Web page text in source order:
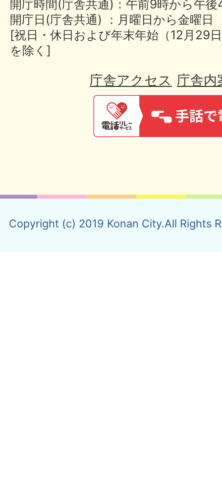
開庁時間(庁舎共通)：午前9時から午
開庁日(庁舎共通) ：月曜日から金曜日
[祝日・休日および年末年始（12月29
を除く]
庁舎アクセス 庁舎内
Copyright (c) 2019 Konan City.All Rights